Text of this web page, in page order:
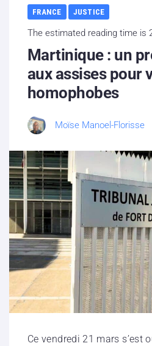
Nous soutenir
Boutique
Contacts
Hébergement solidaire
FRANCE JUSTICE
The estimated reading time is
Martinique : un
aux assises pour
homophobes
Moïse Manoel-Florisse
Ce vendredi 21 mars s’est